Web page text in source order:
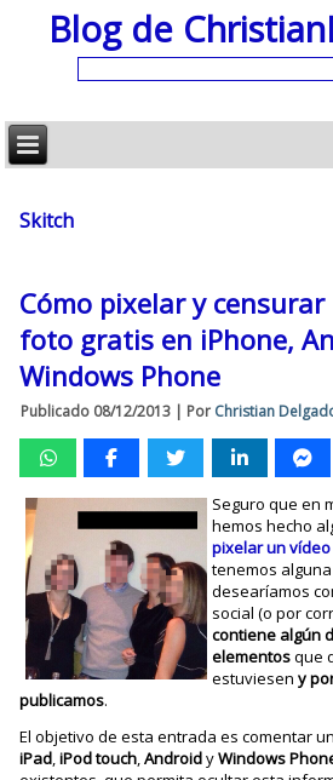
Blog de
Skitch
Cómo pixelar y
foto gratis en iPhone,
Windows Phone
Publicado 08/12/2013 | Por Christian
Seguro que en
hemos hecho
pixelar un
tenemos
desearíamos
social (o por
contiene algún
elementosque
estuviesen y
publicamos.
El objetivo de esta entrada es comentar
iPad,iPodtouch,AndroidyWindows